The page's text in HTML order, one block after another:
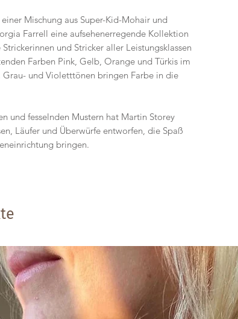
Mischung aus Super-Kid-Mohair und
Farrell eine aufsehenerregende Kollektion
und Stricker aller Leistungsklassen
Farben Pink, Gelb, Orange und Türkis im
Grau- und Violetttönen bringen Farbe in die
und fesselnden Mustern hat Martin Storey
Läufer und Überwürfe entworfen, die Spaß
bringen.